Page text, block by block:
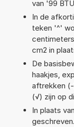
van '99
In de
teken '^'
cm2 in
De
haakjes,
aftrekken
(√) zijn op
In plaats